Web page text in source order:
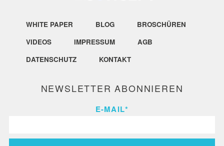
WHITE PAPER BLOG
BROSCHÜREN
VIDEOS
IMPRESSUM
AGB
DATENSCHUTZ
KONTAKT
NEWSLETTER ABONNIEREN
E-MAIL*